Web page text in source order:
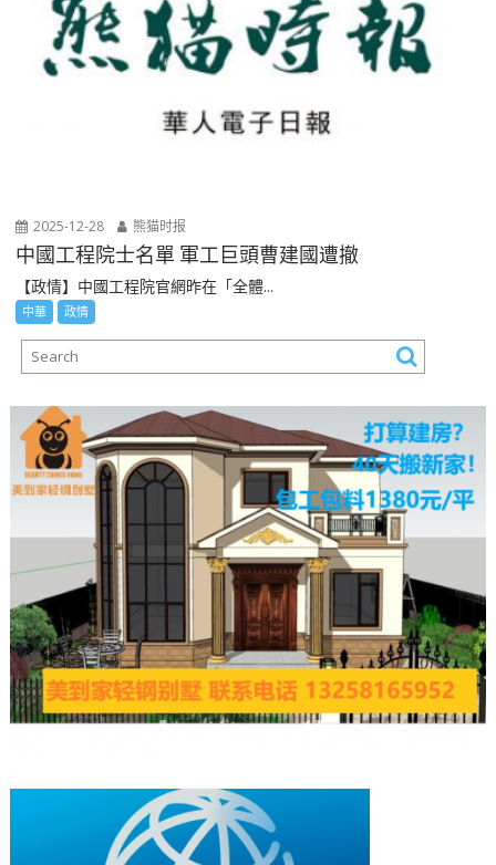
2025-12-28 熊猫时报
中國工程院士名單 軍工巨頭曹建國遭撤
【政情】中國工程院官網昨在「全體...
中華 政情